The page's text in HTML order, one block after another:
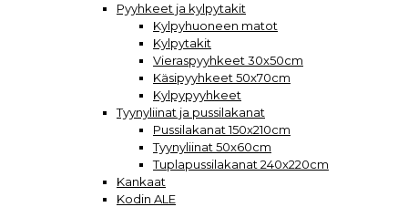
Pyyhkeet ja kylpytakit
Kylpyhuoneen matot
Kylpytakit
Vieraspyyhkeet 30x50cm
Käsipyyhkeet 50x70cm
Kylpypyyhkeet
Tyynyliinat ja pussilakanat
Pussilakanat 150x210cm
Tyynyliinat 50x60cm
Tuplapussilakanat 240x220cm
Kankaat
Kodin ALE